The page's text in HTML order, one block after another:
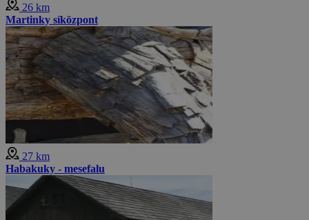
26 km
Martinky síközpont
27 km
Habakuky - mesefalu